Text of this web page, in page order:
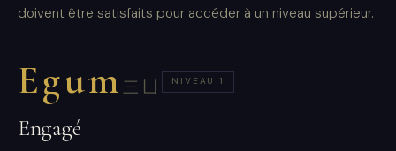
doivent être satisfaits pour accéder à un niveau supérieur.
Egum 三凵 NIVEAU 1
Engagé